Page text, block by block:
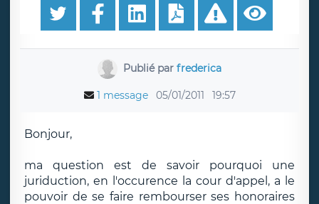
Publié par frederica
1 message 05/01/2011 19:57
Bonjour,
ma question est de savoir pourquoi une
juriduction, en l'occurence la cour d'appel, a le
pouvoir de se faire rembourser ses honoraires